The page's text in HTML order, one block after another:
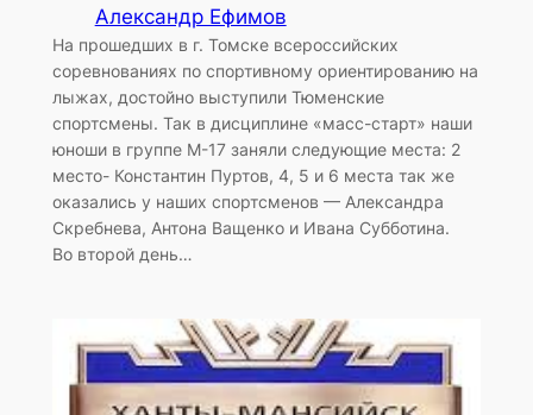
Александр Ефимов
На прошедших в г. Томске всероссийских
соревнованиях по спортивному ориентированию на
лыжах, достойно выступили Тюменские
спортсмены. Так в дисциплине «масс-старт» наши
юноши в группе М-17 заняли следующие места: 2
место- Константин Пуртов, 4, 5 и 6 места так же
оказались у наших спортсменов — Александра
Скребнева, Антона Ващенко и Ивана Субботина.
Во второй день…